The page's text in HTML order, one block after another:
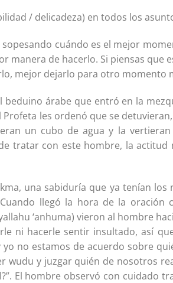
/ delicadeza) en todos los
cuándo es el mejor
manera de hacerlo. Si piensas
mejor dejarlo para otro momento
beduino árabe que entró en la
les ordenó que se
un cubo de agua y la
tratar con este hombre, la
una sabiduría que ya tenían
llegó la hora de la oración
‘anhuma) vieron al hombre
ni hacerle sentir insultado, así
no estamos de acuerdo sobre
wudu y juzgar quién de nosotros
El hombre observó con cuidado